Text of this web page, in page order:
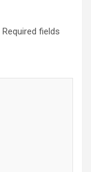
Required fields